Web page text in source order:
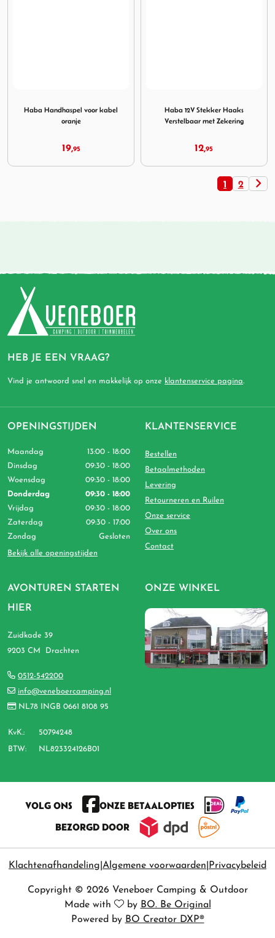
Haba Handhaspel voor kabel
oranje
19,95
Haba 12V Stekker Haaks
Verstelbaar met Zekering
12,95
1 2
HEB JE EEN VRAAG?
Vind je antwoord snel en makkelijk op onze klantenservice pagina.
AVONTUREN STARTEN
HIER
Zuidkade 39
9203 CM Drachten
0512-542200
info@veneboercamping.nl
NL78 INGB 0661 8108 95
KvK.: 50794248
BTW: NL823324126B01
OPENINGSTIJDEN
Maandag
13:00 - 18:00
Dinsdag
09:30 - 18:00
Woensdag
09:30 - 18:00
Donderdag
09:30 - 18:00
Vrijdag
09:30 - 18:00
Zaterdag
09:30 - 17:00
Zondag
Gesloten
Bekijk alle openingstijden
KLANTENSERVICE
Bestellen
Betaalmethoden
Levering
Retourneren en Ruilen
Onze service
Over ons
Contact
ONZE WINKEL
VOLG ONS
ONZE BETAALOPTIES
BEZORGD DOOR
Klachtenafhandeling Algemene voorwaarden Privacybeleid
Copyright © 2026 Veneboer Camping & Outdoor
Made with
by BO. Be Original
Powered by BO Creator DXP®